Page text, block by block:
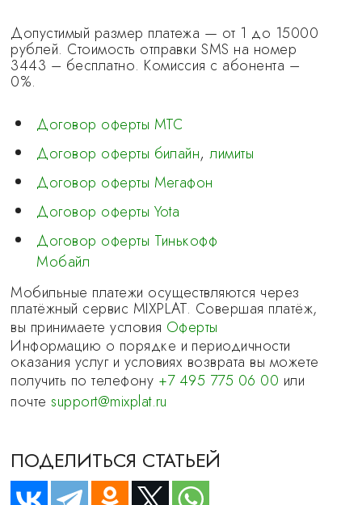
Допустимый размер платежа — от 1 до 15000
рублей. Стоимость отправки SMS на номер
3443 – бесплатно. Комиссия с абонента –
0%.
Договор оферты МТС
Договор оферты билайн,лимиты
Договор оферты Мегафон
Договор оферты Yota
Договор оферты Тинькофф
Мобайл
Мобильные платежи осуществляются через
платёжный сервис MIXPLAT. Совершая платёж,
вы принимаете условия Оферты
Информацию о порядке и периодичности
оказания услуг и условиях возврата вы можете
получить по телефону +7 495 775 06 00 или
почтеsupport@mixplat.ru
ПОДЕЛИТЬСЯ СТАТЬЕЙ